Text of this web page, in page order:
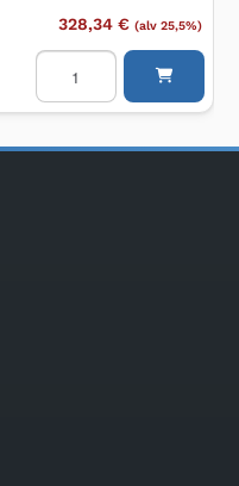
328,34 € (alv 25,5%)
Lattiakaivokaluste
Unidrain
mm,
RST